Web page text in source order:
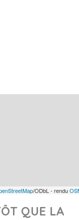
/ODbL - rendu
QUE LA